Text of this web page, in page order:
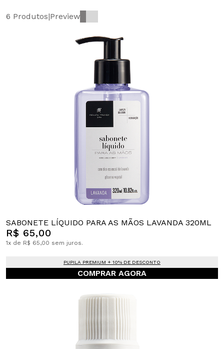
6 Produtos|Preview
SABONETE LÍQUIDO PARA AS MÃOS LAVANDA 320ML
R$ 65,00
1x de R$ 65,00 sem juros.
PUPILA PREMIUM + 10% DE DESCONTO
COMPRAR AGORA